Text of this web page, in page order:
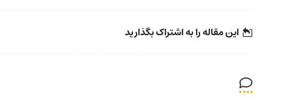
این مقاله را به اشتراک بگذارید